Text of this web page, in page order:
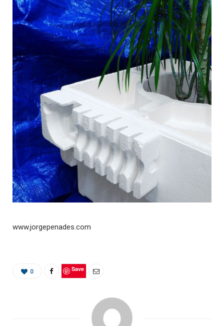
www.jorgepenades.com
0 Save